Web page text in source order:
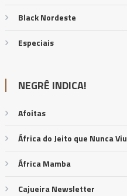
Black Nordeste
Especiais
NEGRÊ INDICA!
Afoitas
África do Jeito que Nunca Viu
África Mamba
Cajueira Newsletter